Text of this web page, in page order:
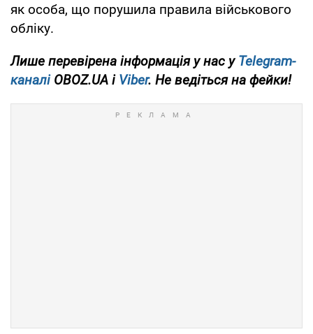
як особа, що порушила правила військового
обліку.
Лише перевірена інформація у нас уTelegram-
каналіOBOZ.UA і Viber. Не ведіться на фейки!